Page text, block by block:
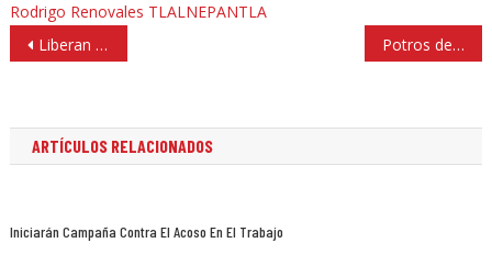
Rodrigo Renovales TLALNEPANTLA
Navegación
de
Liberan a tres menores privadas de su libertad en Nicolás Romero Potros de la UAEM consiguen oro en futbol, en la Universiada Nacional
ARTÍCULOS RELACIONADOS
Iniciarán Campaña Contra El Acoso En El Trabajo